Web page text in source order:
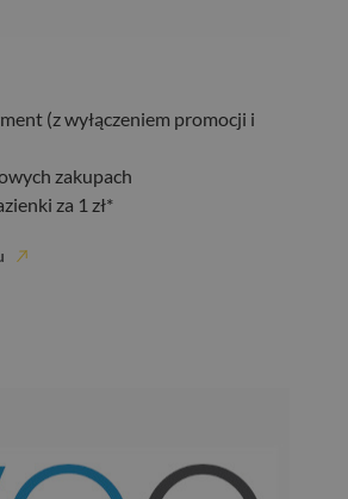
(z wyłączeniem promocji i
zakupach
za 1 zł*